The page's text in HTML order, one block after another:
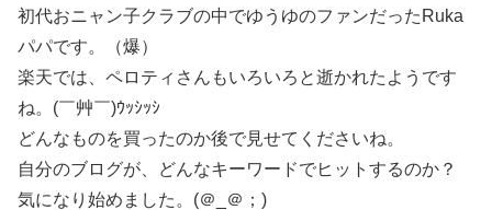
初代おニャン子クラブの中でゆうゆのファンだったRuka
パパです。（爆）
楽天では、ペロティさんもいろいろと逝かれたようです
ね。(￣艸￣)ｳｯｼｯｼ
どんなものを買ったのか後で見せてくださいね。
自分のブログが、どんなキーワードでヒットするのか？
気になり始めました。(＠_＠；)